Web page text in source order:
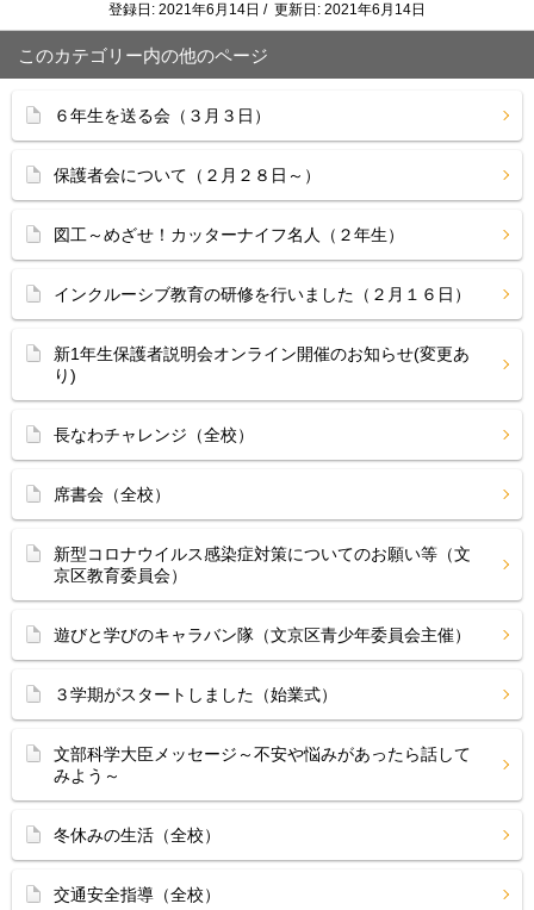
登録日: 2021年6月14日 / 更新日: 2021年6月14日
このカテゴリー内の他のページ
６年生を送る会（３月３日）
保護者会について（２月２８日～）
図工～めざせ！カッターナイフ名人（２年生）
インクルーシブ教育の研修を行いました（２月１６日）
新1年生保護者説明会オンライン開催のお知らせ(変更あ
り)
長なわチャレンジ（全校）
席書会（全校）
新型コロナウイルス感染症対策についてのお願い等（文
京区教育委員会）
遊びと学びのキャラバン隊（文京区青少年委員会主催）
３学期がスタートしました（始業式）
文部科学大臣メッセージ～不安や悩みがあったら話して
みよう～
冬休みの生活（全校）
交通安全指導（全校）